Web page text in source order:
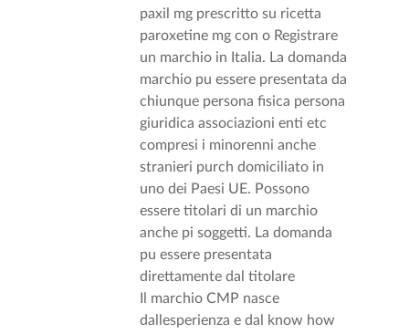
paxil mg prescritto su ricetta
paroxetine mg con o Registrare
un marchio in Italia. La domanda
marchio pu essere presentata da
chiunque persona fisica persona
giuridica associazioni enti etc
compresi i minorenni anche
stranieri purch domiciliato in
uno dei Paesi UE. Possono
essere titolari di un marchio
anche pi soggetti. La domanda
pu essere presentata
direttamente dal titolare
Il marchio CMP nasce
dallesperienza e dal know how